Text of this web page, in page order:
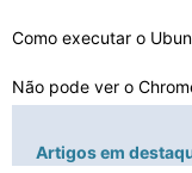
Como executar o
Não pode ver o
Artigos em